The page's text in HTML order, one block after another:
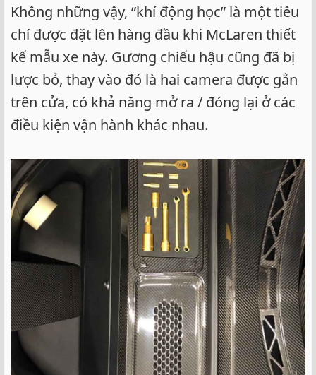
Không những vậy, “khí động học” là một tiêu
chí được đặt lên hàng đầu khi McLaren thiết
kế mẫu xe này. Gương chiếu hậu cũng đã bị
lược bỏ, thay vào đó là hai camera được gắn
trên cửa, có khả năng mở ra / đóng lại ở các
điều kiện vận hành khác nhau.